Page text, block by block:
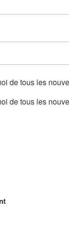
de tous les
de tous les